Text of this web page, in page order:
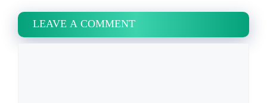
LEAVE A COMMENT